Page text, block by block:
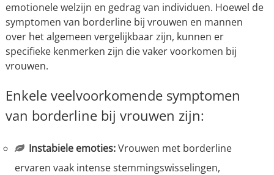
emotionele welzijn en gedrag van individuen. Hoewel de
symptomen van borderline bij vrouwen en mannen
over het algemeen vergelijkbaar zijn, kunnen er
specifieke kenmerken zijn die vaker voorkomen bij
vrouwen.
Enkele veelvoorkomende symptomen
van borderline bij vrouwen zijn:
Instabiele emoties:Vrouwen met borderline
ervaren vaak intense stemmingswisselingen,